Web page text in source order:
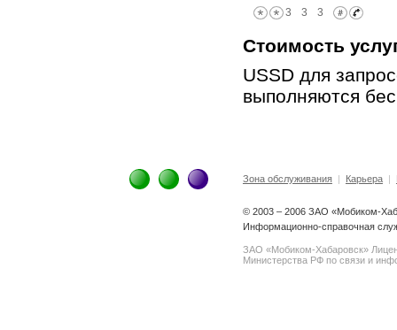
Стоимость
USSD для
выполняются
Зона обслуживания| Карьера|
© 2003 – 2006 ЗАО «Мобиком-
Информационно-справочная
ЗАО «Мобиком-Хабаровск»
Министерства РФ по связи и